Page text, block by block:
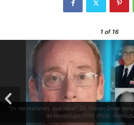
1 of 16
"Se me matarem, que seja!": Dr. Steven Greer
de tecnologia OVNI (Foto: